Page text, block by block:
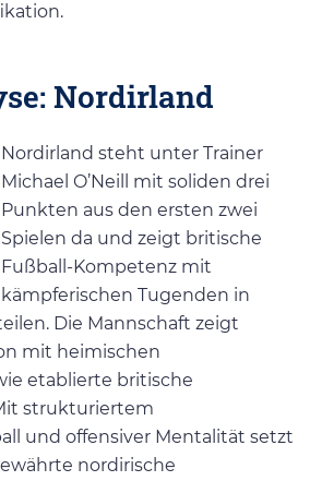
Nordirland
Nordirland steht unter Trainer
Michael O’Neill mit soliden drei
Punkten aus den ersten zwei
Spielen da und zeigt britische
Fußball-Kompetenz mit
kämpferischen Tugenden in
Die Mannschaft zeigt
mit heimischen
etablierte britische
strukturiertem
und offensiver Mentalität setzt
nordirische